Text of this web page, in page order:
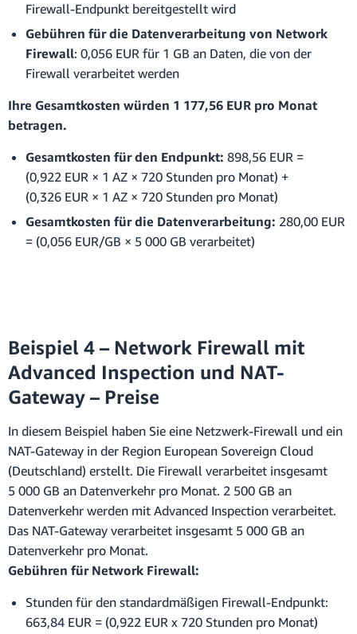
Firewall-Endpunkt bereitgestellt wird
Gebühren für die Datenverarbeitung von Network
Firewall: 0,056 EUR für 1 GB an Daten, die von der
Firewall verarbeitet werden
Ihre Gesamtkosten würden 1 177,56 EUR pro Monat
betragen.
Gesamtkosten für den Endpunkt: 898,56 EUR =
(0,922 EUR × 1 AZ × 720 Stunden pro Monat) +
(0,326 EUR × 1 AZ × 720 Stunden pro Monat)
Gesamtkosten für die Datenverarbeitung: 280,00 EUR
= (0,056 EUR/GB × 5 000 GB verarbeitet)
Beispiel 4 – Network Firewall mit
Advanced Inspection und NAT-
Gateway – Preise
In diesem Beispiel haben Sie eine Netzwerk-Firewall und ein
NAT-Gateway in der Region European Sovereign Cloud
(Deutschland) erstellt. Die Firewall verarbeitet insgesamt
5 000 GB an Datenverkehr pro Monat. 2 500 GB an
Datenverkehr werden mit Advanced Inspection verarbeitet.
Das NAT-Gateway verarbeitet insgesamt 5 000 GB an
Datenverkehr pro Monat.
Gebühren für Network Firewall:
Stunden für den standardmäßigen Firewall-Endpunkt:
663,84 EUR = (0,922 EUR x 720 Stunden pro Monat)